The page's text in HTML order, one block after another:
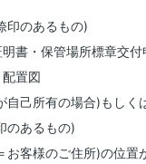
印のあるもの)
書・保管場所標章交
置図
自己所有の場合)もしく
のあるもの)
お客様のご住所)の位置